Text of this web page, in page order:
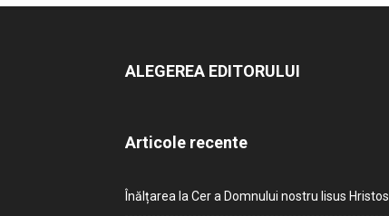
ALEGEREA EDITORULUI
Articole recente
Înălțarea la Cer a Domnului nostru Iisus Hristos